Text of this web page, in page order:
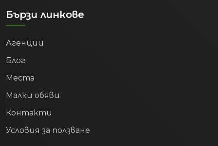
Бързи линкове
Агенции
Блог
Места
Малки обяви
Контакти
Условия за ползване